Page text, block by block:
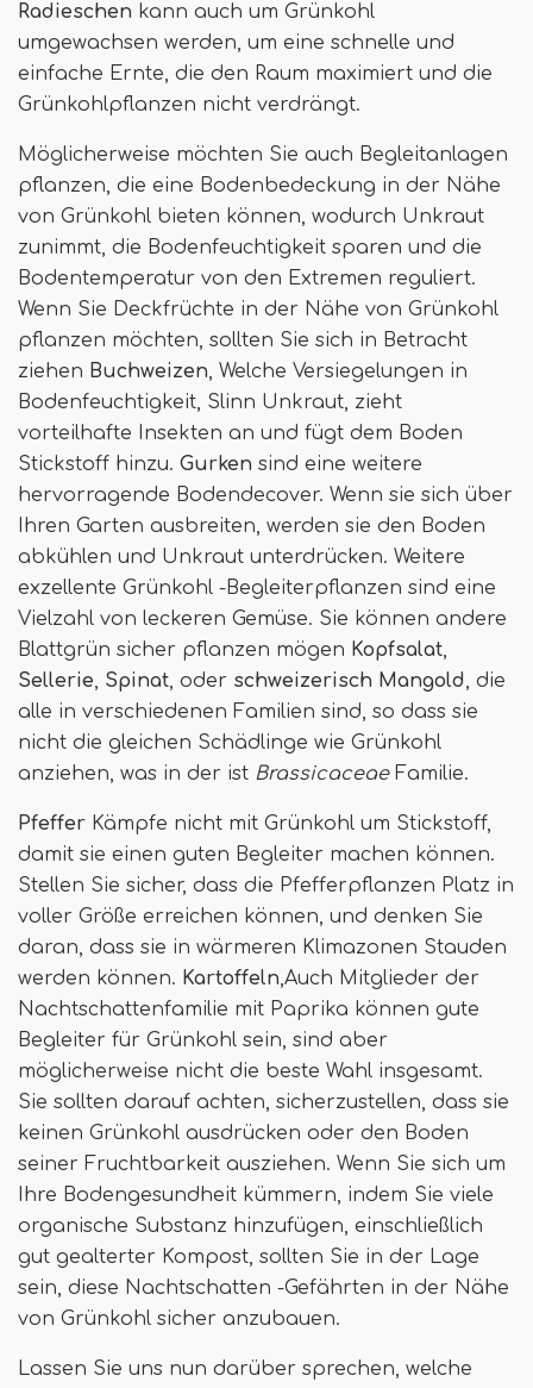
Radieschen kann auch um Grünkohl
umgewachsen werden, um eine schnelle und
einfache Ernte, die den Raum maximiert und die
Grünkohlpflanzen nicht verdrängt.
Möglicherweise möchten Sie auch Begleitanlagen
pflanzen, die eine Bodenbedeckung in der Nähe
von Grünkohl bieten können, wodurch Unkraut
zunimmt, die Bodenfeuchtigkeit sparen und die
Bodentemperatur von den Extremen reguliert.
Wenn Sie Deckfrüchte in der Nähe von Grünkohl
pflanzen möchten, sollten Sie sich in Betracht
ziehen Buchweizen, Welche Versiegelungen in
Bodenfeuchtigkeit, Slinn Unkraut, zieht
vorteilhafte Insekten an und fügt dem Boden
Stickstoff hinzu. Gurken sind eine weitere
hervorragende Bodendecover. Wenn sie sich über
Ihren Garten ausbreiten, werden sie den Boden
abkühlen und Unkraut unterdrücken. Weitere
exzellente Grünkohl -Begleiterpflanzen sind eine
Vielzahl von leckeren Gemüse. Sie können andere
Blattgrün sicher pflanzen mögen Kopfsalat,
Sellerie, Spinat, oder schweizerisch Mangold, die
alle in verschiedenen Familien sind, so dass sie
nicht die gleichen Schädlinge wie Grünkohl
anziehen, was in der ist Brassicaceae Familie.
Pfeffer Kämpfe nicht mit Grünkohl um Stickstoff,
damit sie einen guten Begleiter machen können.
Stellen Sie sicher, dass die Pfefferpflanzen Platz in
voller Größe erreichen können, und denken Sie
daran, dass sie in wärmeren Klimazonen Stauden
werden können. Kartoffeln,Auch Mitglieder der
Nachtschattenfamilie mit Paprika können gute
Begleiter für Grünkohl sein, sind aber
möglicherweise nicht die beste Wahl insgesamt.
Sie sollten darauf achten, sicherzustellen, dass sie
keinen Grünkohl ausdrücken oder den Boden
seiner Fruchtbarkeit ausziehen. Wenn Sie sich um
Ihre Bodengesundheit kümmern, indem Sie viele
organische Substanz hinzufügen, einschließlich
gut gealterter Kompost, sollten Sie in der Lage
sein, diese Nachtschatten -Gefährten in der Nähe
von Grünkohl sicher anzubauen.
Lassen Sie uns nun darüber sprechen, welche